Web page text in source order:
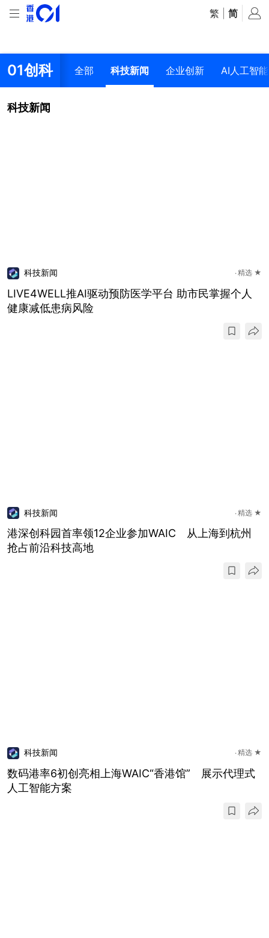
繁 简
01创科 全部 科技新闻 企业创新 AI人工智能
科技新闻
科技新闻 精选 ★
LIVE4WELL推AI驱动预防医学平台 助市民掌握个人
健康减低患病风险
科技新闻 精选 ★
港深创科园首率领12企业参加WAIC 从上海到杭州
抢占前沿科技高地
科技新闻 精选 ★
数码港率6初创亮相上海WAIC“香港馆” 展示代理式
人工智能方案